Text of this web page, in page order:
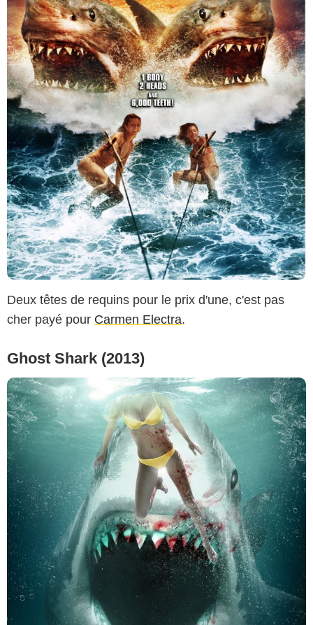
Deux têtes de requins pour le prix d'une, c'est pas
cher payé pour Carmen Electra.
Ghost Shark (2013)